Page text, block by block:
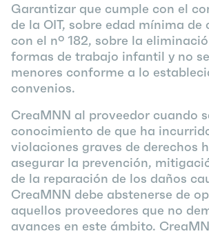
Garantizar que cumple con el
de la OIT, sobre edad mínima
con el nº 182, sobre la
formas de trabajo infantil y no
menores conforme a lo
convenios.
CreaMNN al proveedor cuando
conocimiento de que ha
violaciones graves de derechos
asegurar la prevención,
de la reparación de los daños
CreaMNN debe abstenerse de
aquellos proveedores que no
avances en este ámbito.